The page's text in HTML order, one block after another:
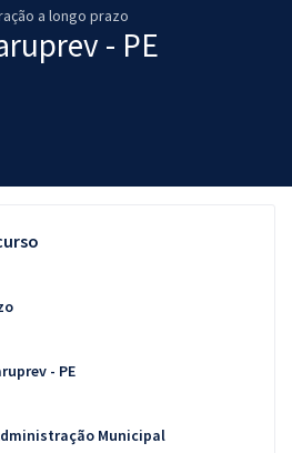
a longo prazo
- PE
- PE
Municipal